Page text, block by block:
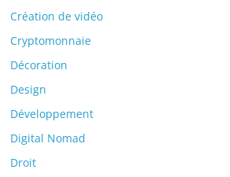
Création de vidéo
Cryptomonnaie
Décoration
Design
Développement
Digital Nomad
Droit